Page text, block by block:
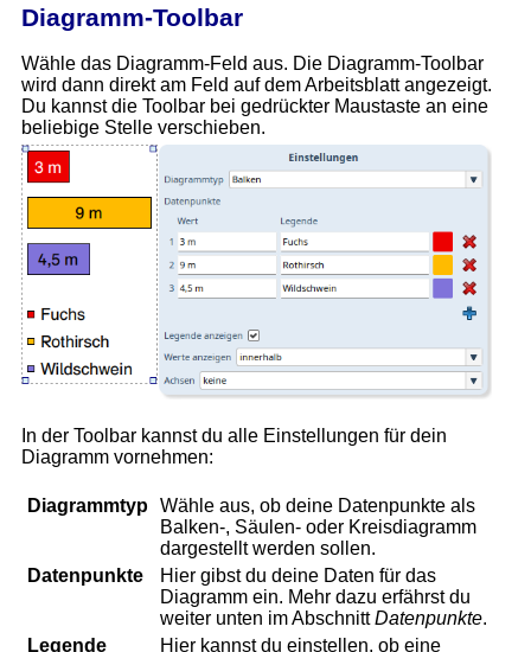
Diagramm-Toolbar
Wähle das Diagramm-Feld aus. Die Diagramm-Toolbar
wird dann direkt am Feld auf dem Arbeitsblatt angezeigt.
Du kannst die Toolbar bei gedrückter Maustaste an eine
beliebige Stelle verschieben.
In der Toolbar kannst du alle Einstellungen für dein
Diagramm vornehmen:
Diagrammtyp Wähle aus, ob deine Datenpunkte als
Balken-, Säulen- oder Kreisdiagramm
dargestellt werden sollen.
Datenpunkte
Hier gibst du deine Daten für das
Diagramm ein. Mehr dazu erfährst du
weiter unten im AbschnittDatenpunkte.
Legende
Hier kannst du einstellen, ob eine